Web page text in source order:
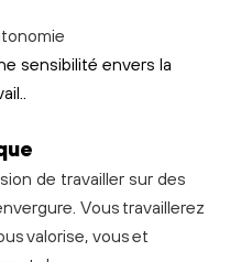
sensibilité envers la
.
de travailler sur des
Vous travaillerez
valorise, vous et